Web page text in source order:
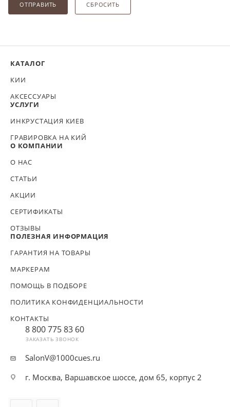
ОТПРАВИТЬ СБРОСИТЬ
КАТАЛОГ
КИИ
АКСЕССУАРЫ
УСЛУГИ
ИНКРУСТАЦИЯ КИЕВ
ГРАВИРОВКА НА КИЙ
О КОМПАНИИ
О НАС
СТАТЬИ
АКЦИИ
СЕРТИФИКАТЫ
ОТЗЫВЫ
ПОЛЕЗНАЯ ИНФОРМАЦИЯ
ГАРАНТИЯ НА ТОВАРЫ
МАРКЕРАМ
ПОМОЩЬ В ПОДБОРЕ
ПОЛИТИКА КОНФИДЕНЦИАЛЬНОСТИ
КОНТАКТЫ
8 800 775 83 60
ЗАКАЗАТЬ ЗВОНОК
SalonV@1000cues.ru
г. Москва, Варшавское шоссе, дом 65, корпус 2